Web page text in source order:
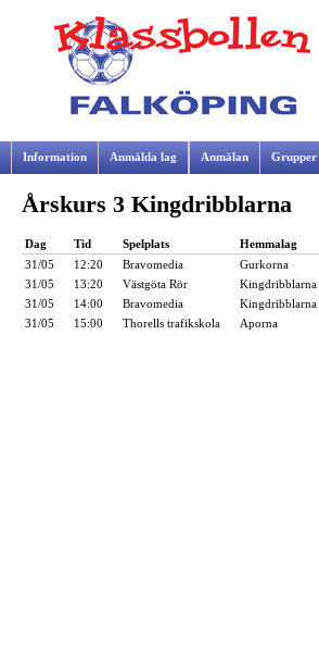
Information Anmälda lag Anmälan Grupper
Samarbetspartners
Årskurs 3 Kingdribblarna
Dag Tid Spelplats Hemmalag
31/05
12:20 Bravomedia Gurkorna
31/05
13:20 Västgöta Rör Kingdribblarna
31/05
14:00 Bravomedia Kingdribblarna
31/05
15:00 Thorells trafikskola Aporna